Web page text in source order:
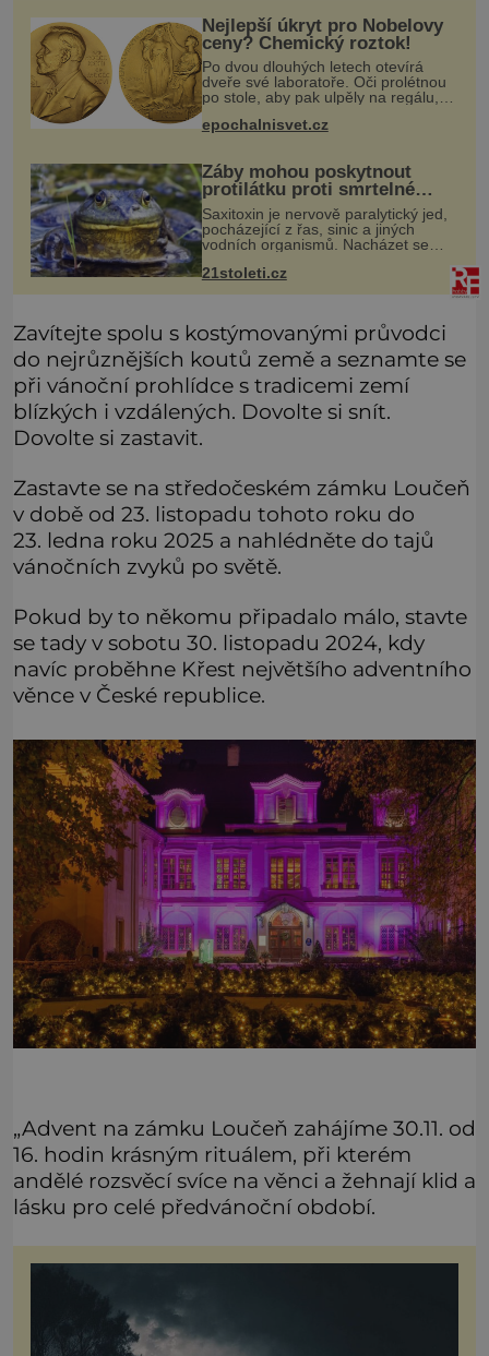
Nejlepší úkryt pro Nobelovy
ceny? Chemický roztok!
Po dvou dlouhých letech otevírá
dveře své laboratoře. Oči prolétnou
po stole, aby pak ulpěly na regálu,
kde se nachází všemožné látky.
Hledá žluto-oranžovou tekutinu,
epochalnisvet.cz
Žáby mohou poskytnout
protilátku proti smrtelné
otravě měkkýši
Saxitoxin je nervově paralytický jed,
pocházející z řas, sinic a jiných
vodních organismů. Nacházet se
mlžích, jako jsou ústřice nebo slávky.
K příznakům otravy patří
21stoleti.cz
Zavítejte spolu s kostýmovanými průvodci
do nejrůznějších koutů země a seznamte se
při vánoční prohlídce s tradicemi zemí
blízkých i vzdálených. Dovolte si snít.
Dovolte si zastavit.
Zastavte se na středočeském zámku Loučeň
v době od 23. listopadu tohoto roku do
23. ledna roku 2025 a nahlédněte do tajů
vánočních zvyků po světě.
Pokud by to někomu připadalo málo, stavte
se tady v sobotu 30. listopadu 2024, kdy
navíc proběhne Křest největšího adventního
věnce v České republice.
„Advent na zámku Loučeň zahájíme 30.11. od
16. hodin krásným rituálem, při kterém
andělé rozsvěcí svíce na věnci a žehnají klid a
lásku pro celé předvánoční období.